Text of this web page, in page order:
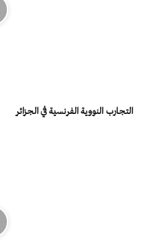
التجارب النووية الفرنسية في الجزائر